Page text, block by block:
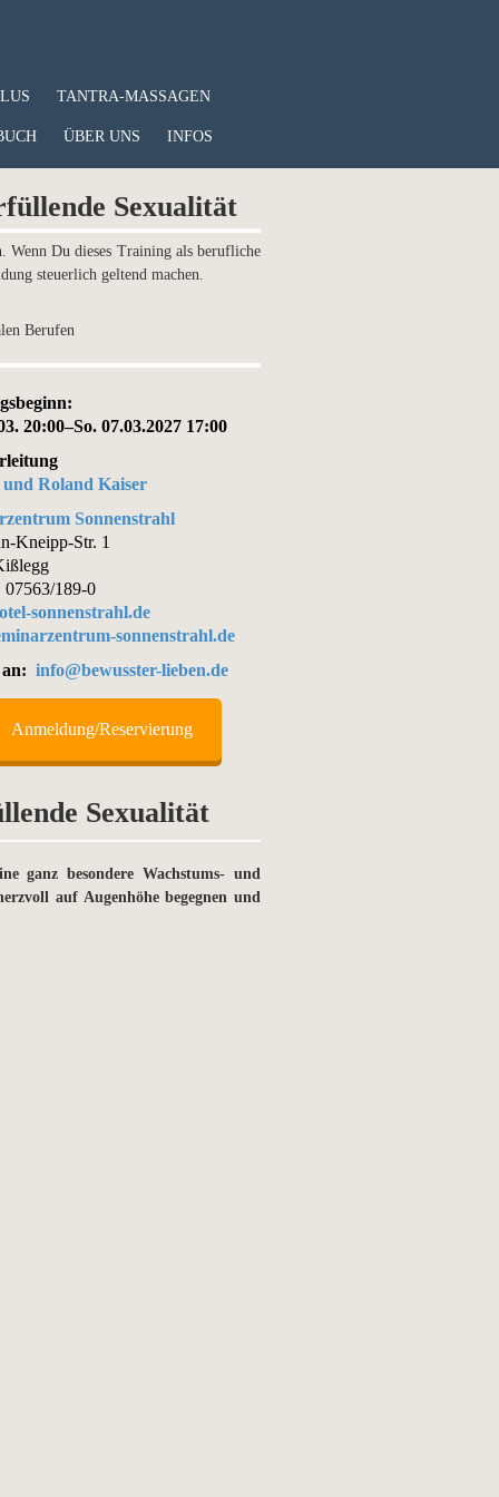
TANTRA-MASSAGEN
ÜBER UNS INFOS
Sexualität
Wenn Du dieses Training als berufliche
steuerlich geltend machen.
Berufen
20:00–So. 07.03.2027 17:00
Roland Kaiser
Sonnenstrahl
Kneipp-Str. 1
189-0
sonnenstrahl.de
sonnenstrahl.de
info@bewusster-lieben.de
Anmeldung/Reservierung
Sexualität
ganz besondere Wachstums- und
auf Augenhöhe begegnen und